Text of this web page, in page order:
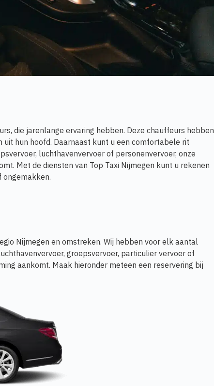
die jarenlange ervaring hebben. Deze chauffeurs hebben
uit hun hoofd. Daarnaast kunt u een comfortabele rit
luchthavenvervoer of personenvervoer, onze
Met de diensten van Top Taxi Nijmegen kunt u rekenen
Nijmegen en omstreken. Wij hebben voor elk aantal
groepsvervoer, particulier vervoer of
aankomt. Maak hieronder meteen een reservering bij